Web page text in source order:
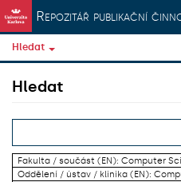
Přeskočit na obsah
Repozitář publikační
Hledat
Hledat
Fakulta / součást (EN): Computer
Oddělení / ústav / klinika (EN):